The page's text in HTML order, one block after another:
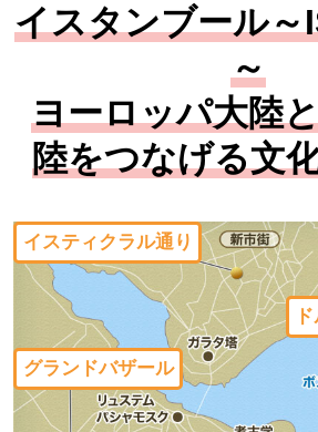
イスタンブール～
～
ヨーロッパ大陸
陸をつなげる文
イスティクラル通り
グランドバザール